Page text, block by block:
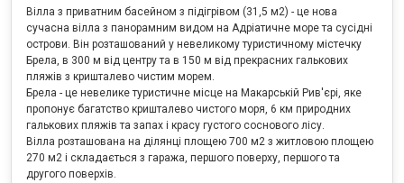
Вілла з приватним басейном з підігрівом (31,5 м2) - це нова
сучасна вілла з панорамним видом на Адріатичне море та сусідні
острови. Він розташований у невеликому туристичному містечку
Брела, в 300 м від центру та в 150 м від прекрасних галькових
пляжів з кришталево чистим морем.
Брела - це невелике туристичне місце на Макарській Рив'єрі, яке
пропонує багатство кришталево чистого моря, 6 км природних
галькових пляжів та запах і красу густого соснового лісу.
Вілла розташована на ділянці площею 700 м2 з житловою площею
270 м2 і складається з гаража, першого поверху, першого та
другого поверхів.